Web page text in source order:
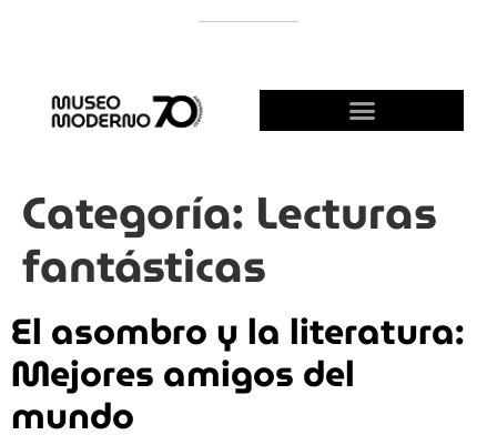
Categoría: Lecturas
fantásticas
El asombro y la literatura:
Mejores amigos del
mundo